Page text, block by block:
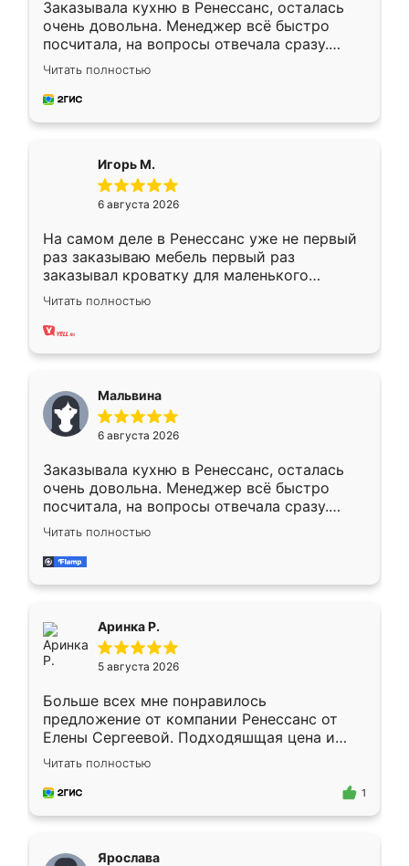
Заказывала кухню в Ренессанс, осталась
очень довольна. Менеджер всё быстро
посчитала, на вопросы отвечала сразу.
Замерщик приехал в субботу, подошёл к
делу со всей ответственностью. Собрали
за день, ребята работали аккуратно, даже
Читать полностью
Игорь М.
6 августа 2026
На самом деле в Ренессанс уже не первый
раз заказываю мебель первый раз
заказывал кроватку для маленького
ребёнка при его рождении ,во второй раз
заказал шкаф-купе. По качеству очень
хорошее сборка достаточно быстрая,
меньше, здесь же он более разнообразный.
Мне нравится ,если что-то потребуется из
мебели буду заказывать только здесь.
Читать полностью
Мальвина
6 августа 2026
Заказывала кухню в Ренессанс, осталась
очень довольна. Менеджер всё быстро
посчитала, на вопросы отвечала сразу.
Замерщик приехал в субботу, подошёл к
делу со всей ответственностью. Собрали
за день, ребята работали аккуратно, даже
Читать полностью
Аринка Р.
5 августа 2026
Больше всех мне понравилось
предложение от компании Ренессанс от
Елены Сергеевой. Подходяшщая цена и
короткие сроки изготовления. Приехавший
для замера сотрудник Владислав
предложил по моему эскизу самый
Читать полностью
1
Ярослава